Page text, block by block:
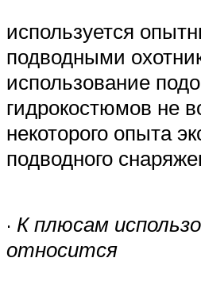
используется
подводными
использование
гидрокостюмов не
некоторого опыта
подводного
· К плюсам
относится